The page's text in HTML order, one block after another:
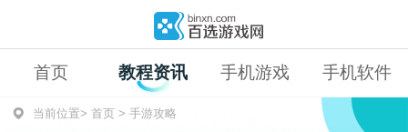
首页 教程资讯 手机游戏 手机软件
当前位置> 首页> 手游攻略